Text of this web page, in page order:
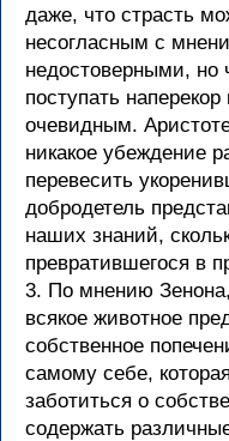
даже, что страсть
несогласным с
недостоверными, но
поступать
очевидным.
никакое убеждение
перевесить
добродетель
наших знаний,
превратившегося в
3. По мнению Зенона,
всякое животное
собственное
самому себе,
заботиться о
содержать